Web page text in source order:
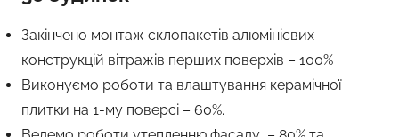
Закінчено монтаж склопакетів алюмінієвих
конструкцій вітражів перших поверхів – 100%
Виконуємо роботи та влаштування керамічної
плитки на 1-му поверсі – 60%.